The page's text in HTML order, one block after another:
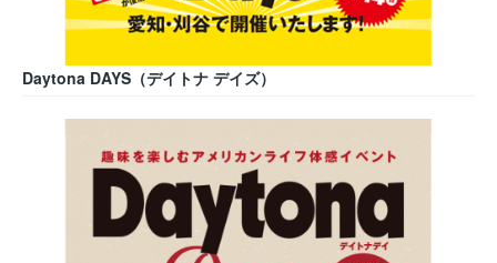
Daytona DAYS（デイトナ デイズ）